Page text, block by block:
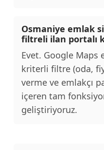
Osmaniye emlak
filtreli ilan portalı
Evet. Google Maps
kriterli filtre (oda,
verme ve emlakçı
içeren tam
geliştiriyoruz.